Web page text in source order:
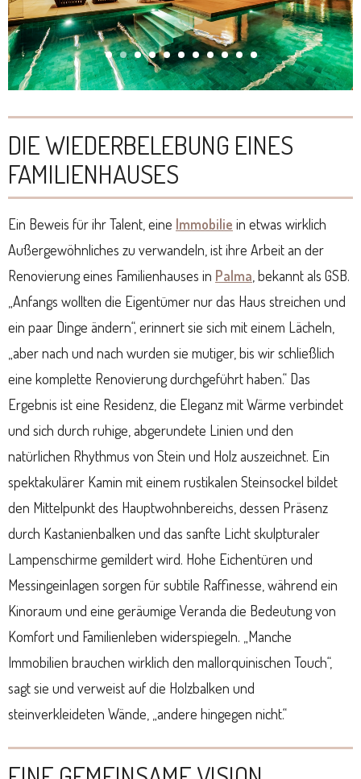
DIE WIEDERBELEBUNG EINES
FAMILIENHAUSES
Ein Beweis für ihr Talent, eine Immobilie in etwas wirklich
Außergewöhnliches zu verwandeln, ist ihre Arbeit an der
Renovierung eines Familienhauses in Palma , bekannt als GSB.
„Anfangs wollten die Eigentümer nur das Haus streichen und
ein paar Dinge ändern“, erinnert sie sich mit einem Lächeln,
„aber nach und nach wurden sie mutiger, bis wir schließlich
eine komplette Renovierung durchgeführt haben.“ Das
Ergebnis ist eine Residenz, die Eleganz mit Wärme verbindet
und sich durch ruhige, abgerundete Linien und den
natürlichen Rhythmus von Stein und Holz auszeichnet. Ein
spektakulärer Kamin mit einem rustikalen Steinsockel bildet
den Mittelpunkt des Hauptwohnbereichs, dessen Präsenz
durch Kastanienbalken und das sanfte Licht skulpturaler
Lampenschirme gemildert wird. Hohe Eichentüren und
Messingeinlagen sorgen für subtile Raffinesse, während ein
Kinoraum und eine geräumige Veranda die Bedeutung von
Komfort und Familienleben widerspiegeln. „Manche
Immobilien brauchen wirklich den mallorquinischen Touch“,
sagt sie und verweist auf die Holzbalken und
steinverkleideten Wände, „andere hingegen nicht.“